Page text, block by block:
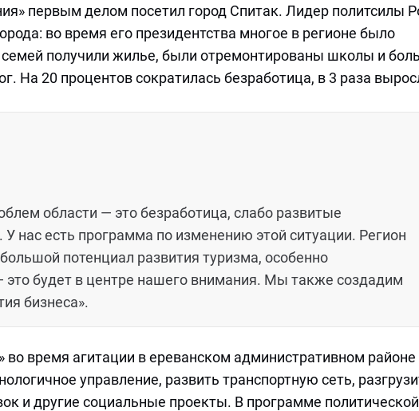
первым делом посетил город Спитак. Лидер политсилы
во время его президентства многое в регионе было
семей получили жилье, были отремонтированы школы и
На 20 процентов сократилась безработица, в 3 раза
области — это безработица, слабо развитые
нас есть программа по изменению этой ситуации. Регион
потенциал развития туризма, особенно
будет в центре нашего внимания. Мы также создадим
бизнеса».
время агитации в ереванском административном районе
управление, развить транспортную сеть,
и другие социальные проекты. В программе